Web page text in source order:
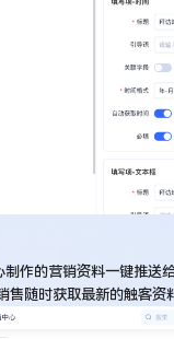
作的营销资料一键推送给
售随时获取最新的触客资